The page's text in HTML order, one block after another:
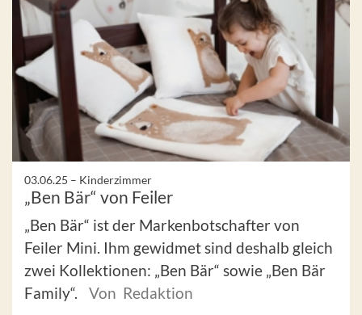
03.06.25 – Kinderzimmer
„Ben Bär“ von Feiler
„Ben Bär“ ist der Markenbotschafter von
Feiler Mini. Ihm gewidmet sind deshalb gleich
zwei Kollektionen: „Ben Bär“ sowie „Ben Bär
Family“.
Von Redaktion